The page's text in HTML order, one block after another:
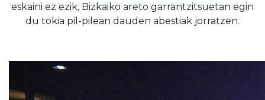
eskaini ez ezik, Bizkaiko areto garrantzitsuetan egin
du tokia pil-pilean dauden abestiak jorratzen.